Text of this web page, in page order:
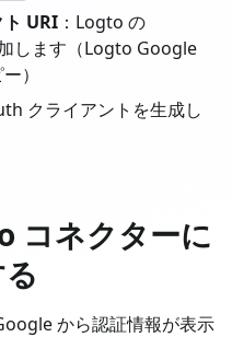
ト URI ：Logto の
します（Logto Google
）
クライアントを生成し
コネクターに
から認証情報が表示